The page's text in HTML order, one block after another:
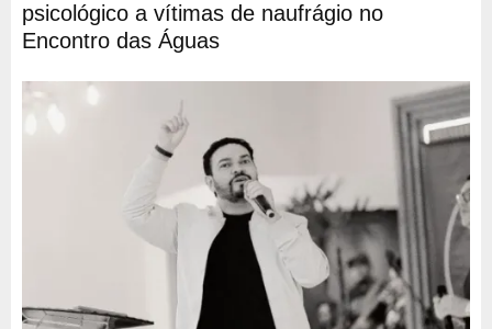
psicológico a vítimas de naufrágio no
Encontro das Águas